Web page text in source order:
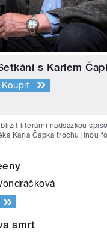
s Karlem
Koupit
literární nadsázkou
Karla Čapka trochu jinou
smrt